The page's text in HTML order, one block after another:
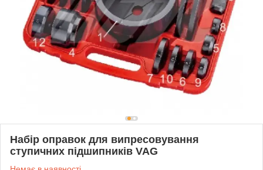
Набір оправок для випресовування
ступичних підшипників VAG